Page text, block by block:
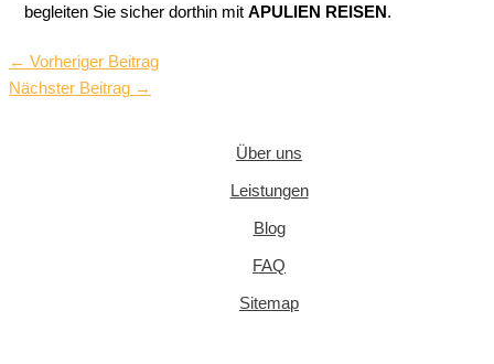
begleiten Sie sicher dorthin mitAPULIEN REISEN.
← Vorheriger Beitrag
Nächster Beitrag →
Über uns
Leistungen
Blog
FAQ
Sitemap